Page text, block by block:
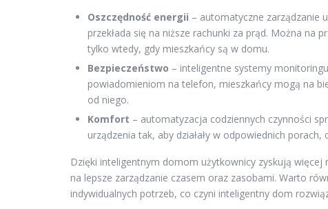
Oszczędność energii – automatyczne zarządzanie
przekłada się na niższe rachunki za prąd. Można na
tylko wtedy, gdy mieszkańcy są w domu.
Bezpieczeństwo – inteligentne systemy
powiadomieniom na telefon, mieszkańcy mogą na
od niego.
Komfort – automatyzacja codziennych czynności
urządzenia tak, aby działały w odpowiednich
Dzięki inteligentnym domom użytkownicy zyskują
na lepsze zarządzanie czasem oraz zasobami. Warto
indywidualnych potrzeb, co czyni inteligentny dom